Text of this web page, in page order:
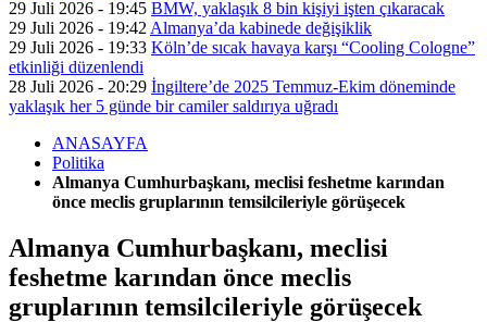
29 Juli 2026 - 19:45 BMW, yaklaşık 8 bin kişiyi işten çıkaracak
29 Juli 2026 - 19:42 Almanya’da kabinede değişiklik
29 Juli 2026 - 19:33 Köln’de sıcak havaya karşı “Cooling Cologne”
etkinliği düzenlendi
28 Juli 2026 - 20:29 İngiltere’de 2025 Temmuz-Ekim döneminde
yaklaşık her 5 günde bir camiler saldırıya uğradı
ANASAYFA
Politika
Almanya Cumhurbaşkanı, meclisi feshetme karından
önce meclis gruplarının temsilcileriyle görüşecek
Almanya Cumhurbaşkanı, meclisi
feshetme karından önce meclis
gruplarının temsilcileriyle görüşecek